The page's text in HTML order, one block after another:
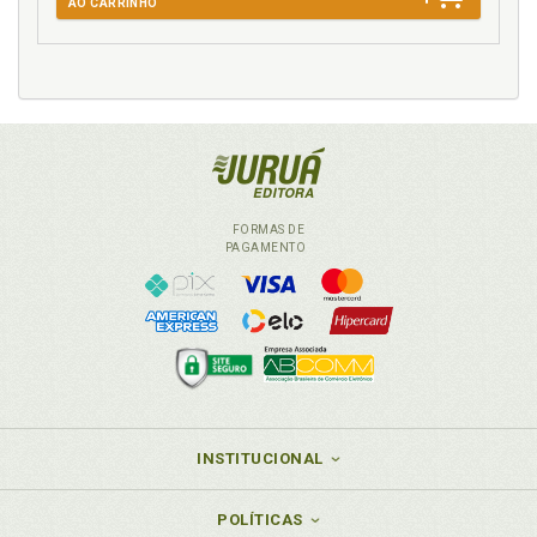
J
Lei 12 . 711, de 29 de agosto de 2012 . Anexo J, p.
Marca . Racismo de marca e o de origem, p. 28
AO CARRINHO
FORMAS DE
PAGAMENTO
INSTITUCIONAL
POLÍTICAS